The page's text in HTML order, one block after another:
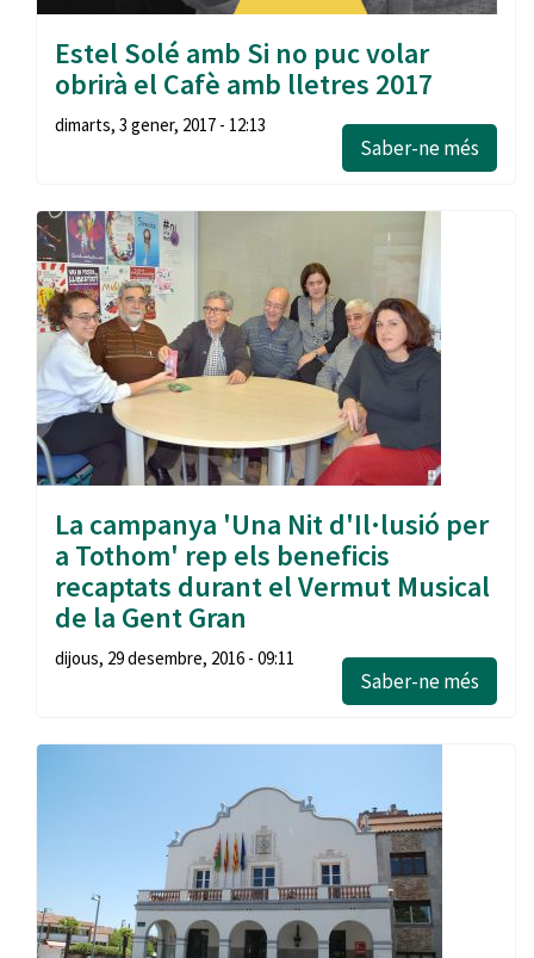
Estel Solé amb Si no puc volar
obrirà el Cafè amb lletres 2017
dimarts, 3 gener, 2017 - 12:13
Saber-ne més
La campanya 'Una Nit d'Il·lusió per
a Tothom' rep els beneficis
recaptats durant el Vermut Musical
de la Gent Gran
dijous, 29 desembre, 2016 - 09:11
Saber-ne més